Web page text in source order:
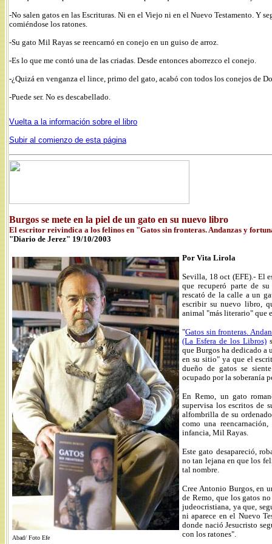
-No salen gatos en las Escrituras. Ni en el Viejo ni en el Nuevo Testamento. Y
comiéndose los ratones.
-Su gato Mil Rayas se reencarnó en conejo en un guiso de arroz.
-Es lo que me contó una de las criadas. Desde entonces aborrezco el conejo.
-¿Quizá en venganza el lince, primo del gato, acabó con todos los conejos de
-Puede ser. No es descabellado.
Vuelta a la información sobre el libro
Subir al comienzo de esta página
Burgos se mete en la piel de un gato en su nuevo libro
El escritor reivindica a los felinos en "Gatos sin fronteras. Andanzas y
"Diario de Jerez" 19/10/2003
Abad/ Foto Efe
Por Vita Lirola
Sevilla, 18 oct (EFE).- El
que recuperó parte de
rescató de la calle a un
escribir su nuevo libro,
animal "más literario" que
"Gatos sin fronteras.
(La Esfera de los Libros)
que Burgos ha dedicado a
en su sitio" ya que el
dueño de gatos se
ocupado por la soberanía
En Remo, un gato
supervisa los escritos de
alfombrilla de su
como una
infancia, Mil Rayas.
Este gato desapareció,
no tan lejana en que los
tal nombre.
Cree Antonio Burgos, en
de Remo, que los gatos
judeocristiana, ya que,
ni aparece en el Nuevo
donde nació Jesucristo
con los ratones".